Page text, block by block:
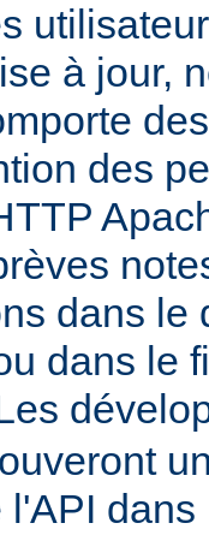
à jour,
des
dans
dans le